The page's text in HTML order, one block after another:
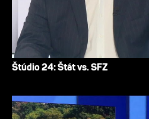
Štúdio 24: Štát vs. SFZ